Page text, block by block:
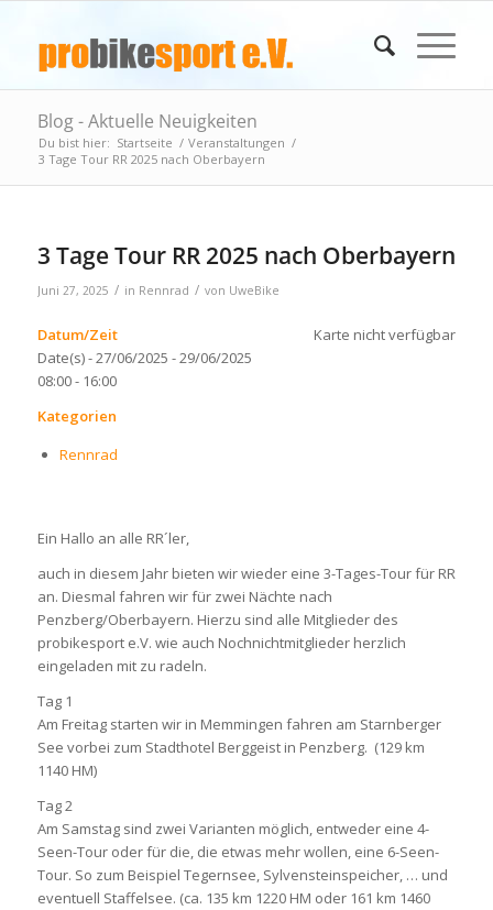
Blog - Aktuelle Neuigkeiten
Du bist hier: Startseite / Veranstaltungen /
3 Tage Tour RR 2025 nach Oberbayern
3 Tage Tour RR 2025 nach Oberbayern
Juni 27, 2025 / in Rennrad / von UweBike
Karte nicht verfügbar
Datum/Zeit
Date(s) - 27/06/2025 - 29/06/2025
08:00 - 16:00
Kategorien
Rennrad
Ein Hallo an alle RR´ler,
auch in diesem Jahr bieten wir wieder eine 3-Tages-Tour für RR
an. Diesmal fahren wir für zwei Nächte nach
Penzberg/Oberbayern. Hierzu sind alle Mitglieder des
probikesport e.V. wie auch Nochnichtmitglieder herzlich
eingeladen mit zu radeln.
Tag 1
Am Freitag starten wir in Memmingen fahren am Starnberger
See vorbei zum Stadthotel Berggeist in Penzberg. (129 km
1140 HM)
Tag 2
Am Samstag sind zwei Varianten möglich, entweder eine 4-
Seen-Tour oder für die, die etwas mehr wollen, eine 6-Seen-
Tour. So zum Beispiel Tegernsee, Sylvensteinspeicher, … und
eventuell Staffelsee. (ca. 135 km 1220 HM oder 161 km 1460